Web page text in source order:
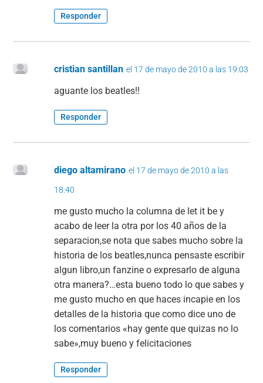
Responder
cristian santillan el 17 de mayo de 2010 a las 19:03
aguante los beatles!!
Responder
diego altamirano el 17 de mayo de 2010 a las
18:40
me gusto mucho la columna de let it be y
acabo de leer la otra por los 40 años de la
separacion,se nota que sabes mucho sobre la
historia de los beatles,nunca pensaste escribir
algun libro,un fanzine o expresarlo de alguna
otra manera?…esta bueno todo lo que sabes y
me gusto mucho en que haces incapie en los
detalles de la historia que como dice uno de
los comentarios «hay gente que quizas no lo
sabe»,muy bueno y felicitaciones
Responder